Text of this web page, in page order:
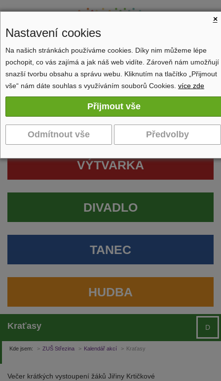
Zobrazit navigaci
VÝTVARKA
DIVADLO
TANEC
HUDBA
Kraťasy D
Kde jsem: ZUŠ Střezina Kalendář akcí Kraťasy
Večer krátkých vystoupení žáků Jiřiny Krtičkové
×
Nastavení cookies
Na našich stránkách používáme cookies. Díky nim můžeme lépe
pochopit, co vás zajímá a jak náš web vidíte. Zároveň nám umožňují
snazší tvorbu obsahu a správu webu. Kliknutím na tlačítko „Přijmout
vše“ nám dáte souhlas s využíváním souborů Cookies. více zde